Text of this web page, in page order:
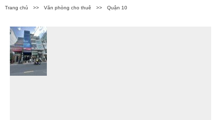
Trang chủ >> Văn phòng cho thuê >> Quận 10